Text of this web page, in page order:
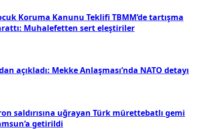
Koruma Kanunu Teklifi TBMM’de tartışma
Muhalefetten sert eleştiriler
açıkladı: Mekke Anlaşması’nda NATO detayı
saldırısına uğrayan Türk mürettebatlı gemi
getirildi